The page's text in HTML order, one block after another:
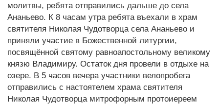
молитвы, ребята отправились дальше до села
Ананьево. К 8 часам утра ребята въехали в храм
святителя Николая Чудотворца села Ананьево и
приняли участие в Божественной литургии,
посвящённой святому равноапостольному великому
князю Владимиру. Остаток дня провели в отдыхе на
озере. В 5 часов вечера участники велопробега
отправились с настоятелем храма святителя
Николая Чудотворца митрофорным протоиереем